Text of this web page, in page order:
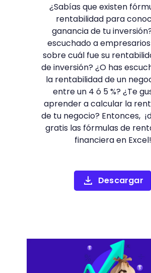
¿Sabías que existen
rentabilidad para
ganancia de tu
escuchado a
sobre cuál fue su
de inversión? ¿O has
la rentabilidad de un
entre un 4 ó 5 %? ¿Te
aprender a calcular la
de tu negocio? Entonces,
gratis las fórmulas de
financiera en Excel!
Descargar